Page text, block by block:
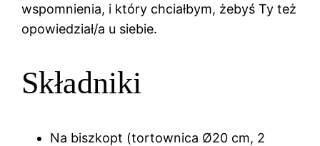
wspomnienia, i który chciałbym, żebyś Ty też
opowiedział/a u siebie.
Składniki
Na biszkopt (tortownica Ø20 cm, 2